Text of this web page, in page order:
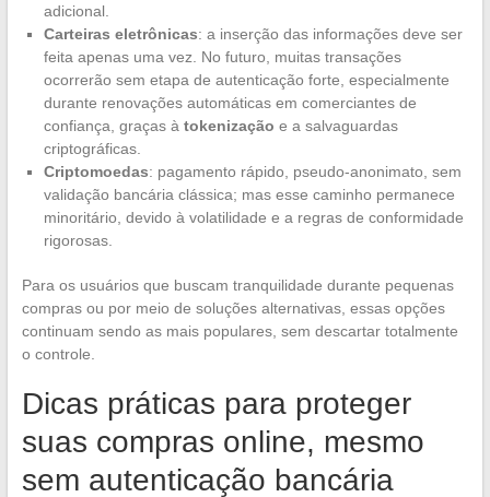
adicional.
Carteiras eletrônicas: a inserção das informações deve ser
feita apenas uma vez. No futuro, muitas transações
ocorrerão sem etapa de autenticação forte, especialmente
durante renovações automáticas em comerciantes de
confiança, graças à tokenização e a salvaguardas
criptográficas.
Criptomoedas: pagamento rápido, pseudo-anonimato, sem
validação bancária clássica; mas esse caminho permanece
minoritário, devido à volatilidade e a regras de conformidade
rigorosas.
Para os usuários que buscam tranquilidade durante pequenas
compras ou por meio de soluções alternativas, essas opções
continuam sendo as mais populares, sem descartar totalmente
o controle.
Dicas práticas para proteger
suas compras online, mesmo
sem autenticação bancária